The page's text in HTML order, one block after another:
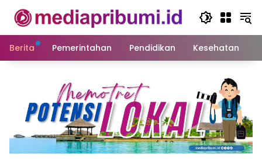
konten
Berita
Pemerintahan Pendidikan Kesehatan